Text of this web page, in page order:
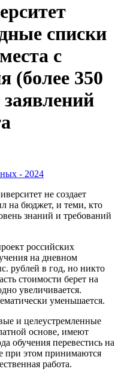
списки
с
(более 350
- 2024
не создает
на бюджет, и теми, кто
знаний и требований
российских
на дневном
рублей в год, но никто
стоимости берет на
увеличивается.
уменьшается.
и целеустремленные
основе, имеют
обучения перевестись на
при этом принимаются
работа.